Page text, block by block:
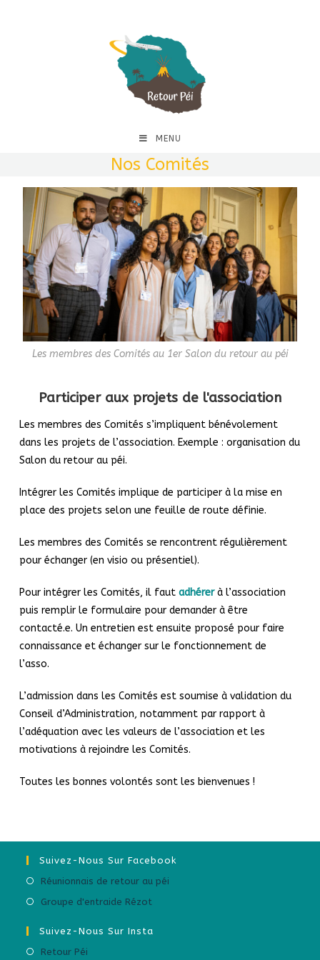
MENU
Nos Comités
Les membres des Comités au 1er Salon du retour au péi
Participer aux projets de l'association
Les membres des Comités s’impliquent bénévolement
dans les projets de l’association. Exemple : organisation du
Salon du retour au péi.
Intégrer les Comités implique de participer à la mise en
place des projets selon une feuille de route définie.
Les membres des Comités se rencontrent régulièrement
pour échanger (en visio ou présentiel).
Pour intégrer les Comités, il fautadhérer à l’association
puis remplir le formulaire pour demander à être
contacté.e. Un entretien est ensuite proposé pour faire
connaissance et échanger sur le fonctionnement de
l’asso.
L’admission dans les Comités est soumise à validation du
Conseil d’Administration, notamment par rapport à
l’adéquation avec les valeurs de l’association et les
motivations à rejoindre les Comités.
Toutes les bonnes volontés sont les bienvenues !
Suivez-Nous Sur Facebook
Réunionnais de retour au péi
Groupe d'entraide Rézot
Suivez-Nous Sur Insta
Retour Péi